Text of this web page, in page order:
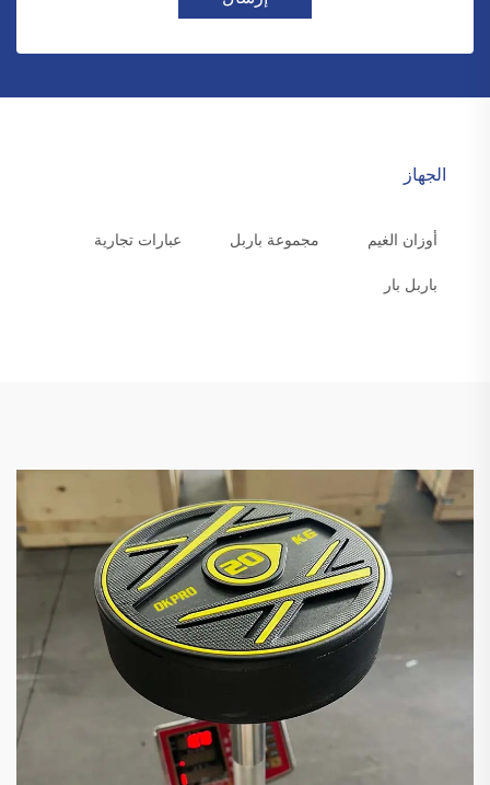
الجهاز
أوزان الغيم مجموعة باربل عبارات تجارية
باربل بار